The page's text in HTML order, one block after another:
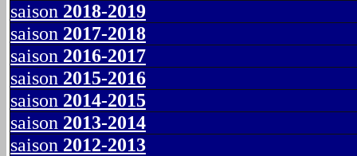
saison 2018-2019
saison 2017-2018
saison 2016-2017
saison 2015-2016
saison 2014-2015
saison 2013-2014
saison 2012-2013